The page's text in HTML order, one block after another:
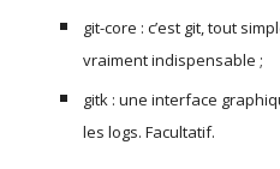
git-core : c’est git, tout
vraiment indispensable ;
gitk : une interface
les logs. Facultatif.